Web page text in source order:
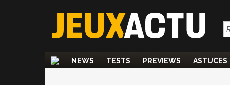
NEWS TESTS PREVIEWS ASTUCES